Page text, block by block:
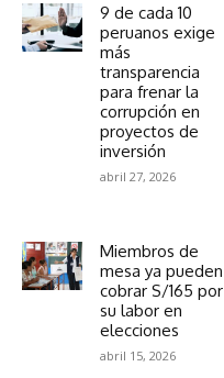
9 de cada 10
peruanos exige
más
transparencia
para frenar la
corrupción en
proyectos de
inversión
abril 27, 2026
Miembros de
mesa ya pueden
cobrar S/165 por
su labor en
elecciones
abril 15, 2026